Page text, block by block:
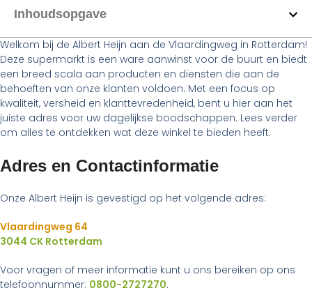
Inhoudsopgave
Welkom bij de Albert Heijn aan de Vlaardingweg in Rotterdam!
Deze supermarkt is een ware aanwinst voor de buurt en biedt
een breed scala aan producten en diensten die aan de
behoeften van onze klanten voldoen. Met een focus op
kwaliteit, versheid en klanttevredenheid, bent u hier aan het
juiste adres voor uw dagelijkse boodschappen. Lees verder
om alles te ontdekken wat deze winkel te bieden heeft.
Adres en Contactinformatie
Onze Albert Heijn is gevestigd op het volgende adres:
Vlaardingweg 64
3044 CK Rotterdam
Voor vragen of meer informatie kunt u ons bereiken op ons
telefoonnummer: 0800-2727270.